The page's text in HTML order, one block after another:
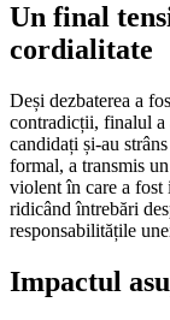
Un final
cordialitate
Deși dezbaterea a
contradicții, finalul a
candidați și-au
formal, a transmis
violent în care a fost
ridicând întrebări
responsabilitățile
Impactul